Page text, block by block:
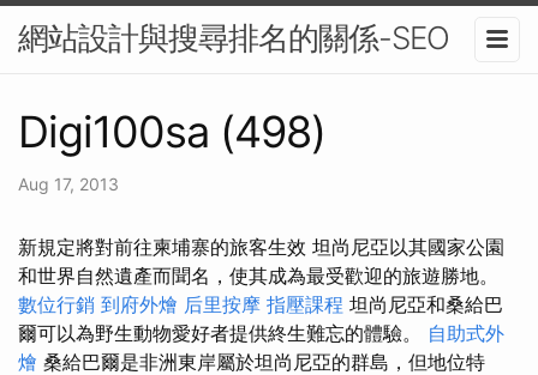
網站設計與搜尋排名的關係-SEO
Digi100sa (498)
Aug 17, 2013
新規定將對前往柬埔寨的旅客生效 坦尚尼亞以其國家公園
和世界自然遺產而聞名，使其成為最受歡迎的旅遊勝地。
數位行銷 到府外燴 后里按摩 指壓課程 坦尚尼亞和桑給巴
爾可以為野生動物愛好者提供終生難忘的體驗。 自助式外
燴 桑給巴爾是非洲東岸屬於坦尚尼亞的群島，但地位特